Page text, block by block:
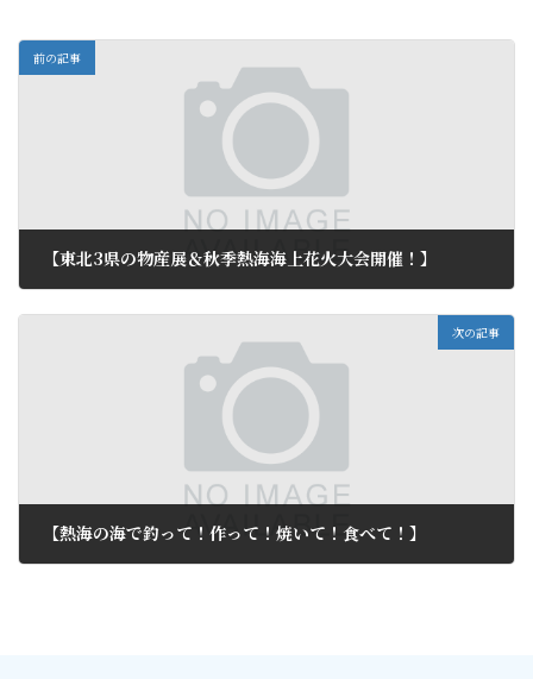
前の記事
【東北3県の物産展＆秋季熱海海上花火大会開催！】
次の記事
【熱海の海で釣って！作って！焼いて！食べて！】